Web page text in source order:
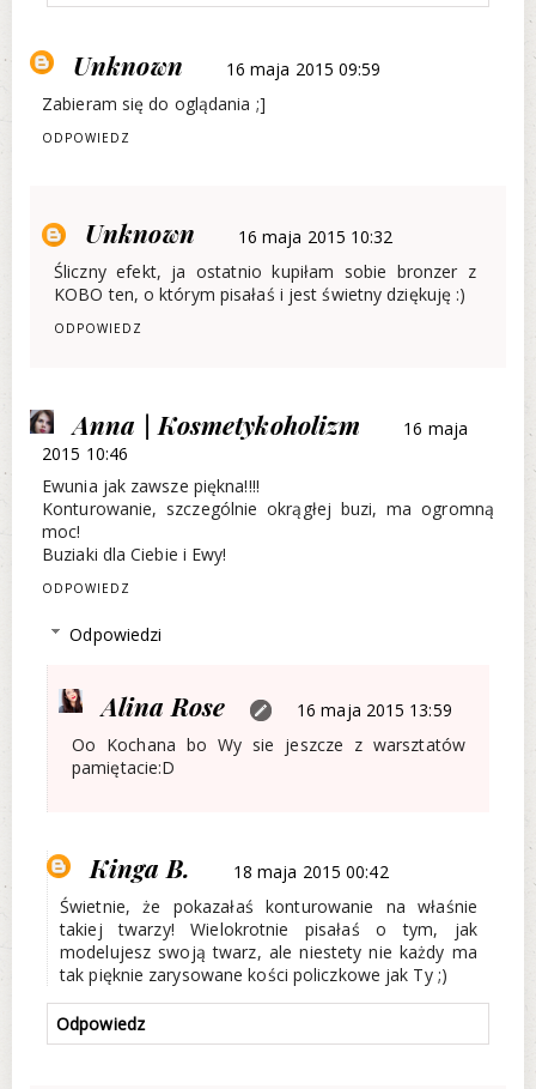
Unknown
16 maja 2015 09:59
Zabieram się do oglądania ;]
ODPOWIEDZ
Unknown
16 maja 2015 10:32
Śliczny efekt, ja ostatnio kupiłam sobie bronzer z
KOBO ten, o którym pisałaś i jest świetny dziękuję :)
ODPOWIEDZ
Anna | Kosmetykoholizm
16 maja
2015 10:46
Ewunia jak zawsze piękna!!!!
Konturowanie, szczególnie okrągłej buzi, ma ogromną
moc!
Buziaki dla Ciebie i Ewy!
ODPOWIEDZ
Odpowiedzi
Alina Rose
16 maja 2015 13:59
Oo Kochana bo Wy sie jeszcze z warsztatów
pamiętacie:D
Kinga B.
18 maja 2015 00:42
Świetnie, że pokazałaś konturowanie na właśnie
takiej twarzy! Wielokrotnie pisałaś o tym, jak
modelujesz swoją twarz, ale niestety nie każdy ma
tak pięknie zarysowane kości policzkowe jak Ty ;)
Odpowiedz